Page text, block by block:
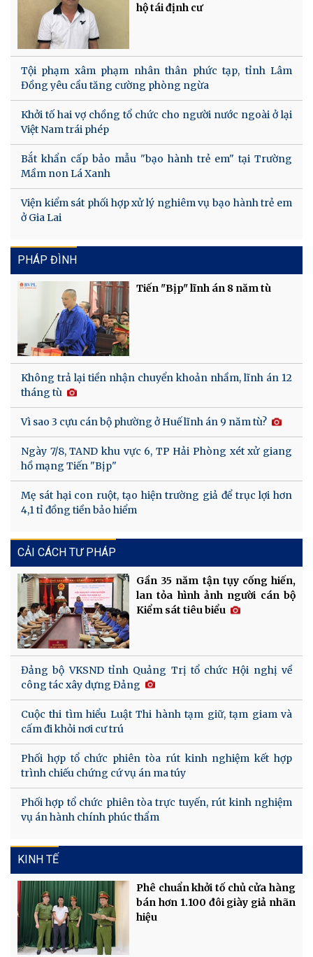
hộ tái định cư
Tội phạm xâm phạm nhân thân phức tạp, tỉnh Lâm
Đồng yêu cầu tăng cường phòng ngừa
Khởi tố hai vợ chồng tổ chức cho người nước ngoài ở lại
Việt Nam trái phép
Bắt khẩn cấp bảo mẫu "bạo hành trẻ em" tại Trường
Mầm non Lá Xanh
Viện kiểm sát phối hợp xử lý nghiêm vụ bạo hành trẻ em
ở Gia Lai
PHÁP ĐÌNH
Tiến "Bịp" lĩnh án 8 năm tù
Không trả lại tiền nhận chuyển khoản nhầm, lĩnh án 12
tháng tù
Vì sao 3 cựu cán bộ phường ở Huế lĩnh án 9 năm tù?
Ngày 7/8, TAND khu vực 6, TP Hải Phòng xét xử giang
hồ mạng Tiến "Bịp"
Mẹ sát hại con ruột, tạo hiện trường giả để trục lợi hơn
4,1 tỉ đồng tiền bảo hiểm
CẢI CÁCH TƯ PHÁP
Gần 35 năm tận tụy cống hiến,
lan tỏa hình ảnh người cán bộ
Kiểm sát tiêu biểu
Đảng bộ VKSND tỉnh Quảng Trị tổ chức Hội nghị về
công tác xây dựng Đảng
Cuộc thi tìm hiểu Luật Thi hành tạm giữ, tạm giam và
cấm đi khỏi nơi cư trú
Phối hợp tổ chức phiên tòa rút kinh nghiệm kết hợp
trình chiếu chứng cứ vụ án ma túy
Phối hợp tổ chức phiên tòa trực tuyến, rút kinh nghiệm
vụ án hành chính phúc thẩm
KINH TẾ
Phê chuẩn khởi tố chủ cửa hàng
bán hơn 1.100 đôi giày giả nhãn
hiệu